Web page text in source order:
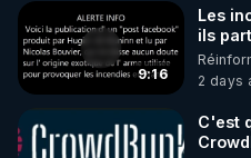
soignants.
Cependant, je souligne
la vie", cette capacité
personne à surmonter la
propre puissance de
9:16
Les
ils
?
2 days
C'est